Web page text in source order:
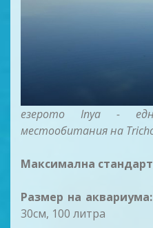
езерото Inya -
местообитания на
Максимална
Размер на аквариума:
30см, 100 литра